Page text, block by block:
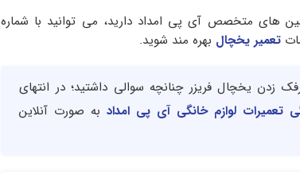
های متخصص آی پی امداد دارید، می توانید با شماره
تعمیر یخچال بهره مند شوید.
زدن یخچال فریزر چنانچه سوالی داشتید؛ در انتهای
تعمیرات لوازم خانگی آی پی امدادبه صورت آنلاین